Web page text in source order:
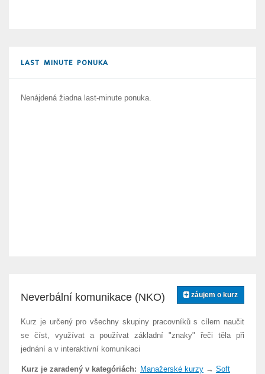
LAST MINUTE PONUKA
Nenájdená žiadna last-minute ponuka.
záujem o kurz
Neverbální komunikace (NKO)
Kurz je určený pro všechny skupiny pracovníků s cílem naučit
se číst, využívat a používat základní "znaky" řeči těla při
jednání a v interaktivní komunikaci
Kurz je zaradený v kategóriách: Manažerské kurzy → Soft